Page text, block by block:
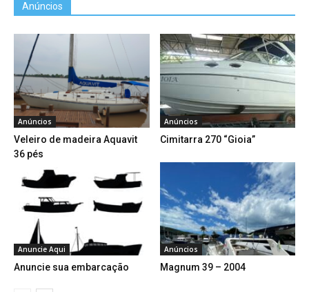
Anúncios
Anúncios
Veleiro de madeira Aquavit
36 pés
Anúncios
Cimitarra 270 “Gioia”
Anuncie Aqui
Anuncie sua embarcação
Anúncios
Magnum 39 – 2004